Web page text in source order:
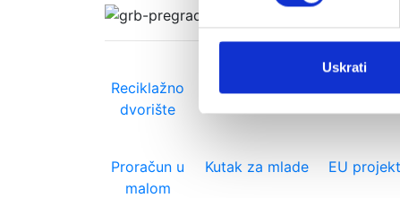
Uskrati
Reciklažno
dvorište
Otvoreni grad
Proračun u
malom
Kutak za mlade EU